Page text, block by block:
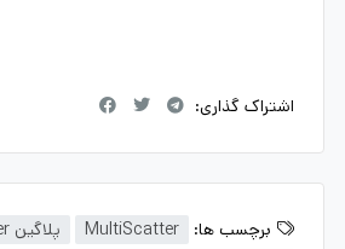
اشتراک گذاری:
برچسب ها: MultiScatter پلاگین MultiScatter